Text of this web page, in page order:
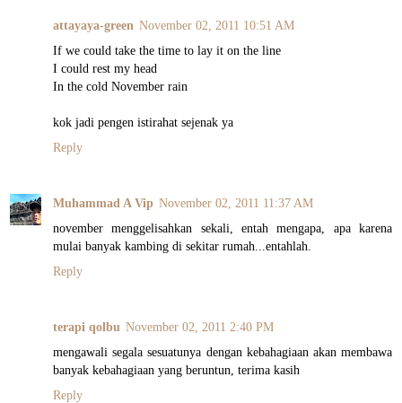
attayaya-green November 02, 2011 10:51 AM
If we could take the time to lay it on the line
I could rest my head
In the cold November rain
kok jadi pengen istirahat sejenak ya
Reply
Muhammad A Vip November 02, 2011 11:37 AM
november menggelisahkan sekali, entah mengapa, apa karena
mulai banyak kambing di sekitar rumah...entahlah.
Reply
terapi qolbu November 02, 2011 2:40 PM
mengawali segala sesuatunya dengan kebahagiaan akan membawa
banyak kebahagiaan yang beruntun, terima kasih
Reply